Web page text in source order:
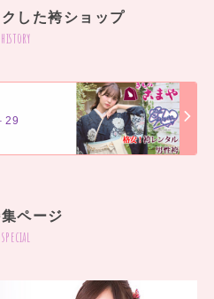
した袴ショップ
history
29
ページ
special